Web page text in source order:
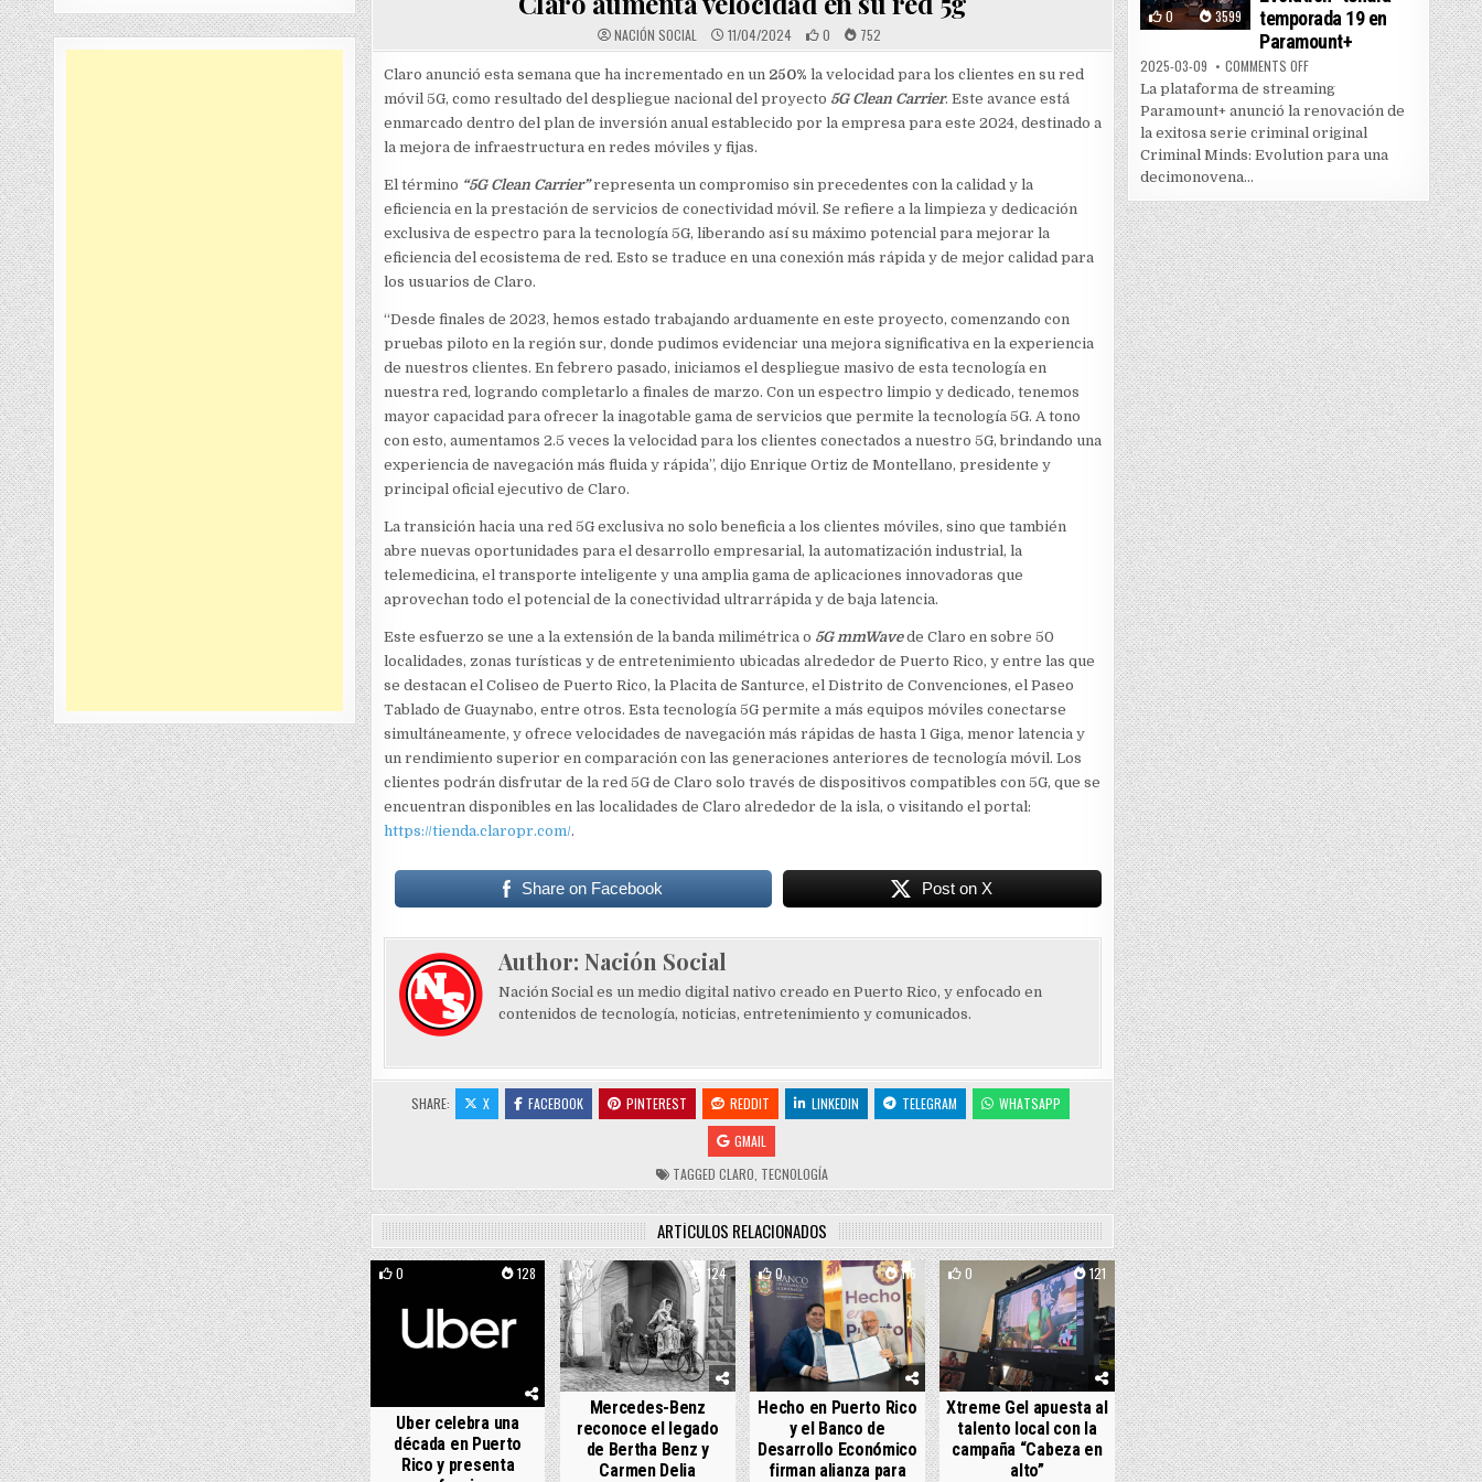
NACIÓN SOCIAL 11/04/2024 0 752
Claro anunció esta semana que ha incrementado en un 250% la velocidad para los clientes en su red
móvil 5G, como resultado del despliegue nacional del proyecto 5G Clean Carrier. Este avance está
enmarcado dentro del plan de inversión anual establecido por la empresa para este 2024, destinado a
la mejora de infraestructura en redes móviles y fijas.
El término “5G Clean Carrier”representa un compromiso sin precedentes con la calidad y la
eficiencia en la prestación de servicios de conectividad móvil. Se refiere a la limpieza y dedicación
exclusiva de espectro para la tecnología 5G, liberando así su máximo potencial para mejorar la
eficiencia del ecosistema de red. Esto se traduce en una conexión más rápida y de mejor calidad para
los usuarios de Claro.
“Desde finales de 2023, hemos estado trabajando arduamente en este proyecto, comenzando con
pruebas piloto en la región sur, donde pudimos evidenciar una mejora significativa en la experiencia
de nuestros clientes. En febrero pasado, iniciamos el despliegue masivo de esta tecnología en
nuestra red, logrando completarlo a finales de marzo. Con un espectro limpio y dedicado, tenemos
mayor capacidad para ofrecer la inagotable gama de servicios que permite la tecnología 5G. A tono
con esto, aumentamos 2.5 veces la velocidad para los clientes conectados a nuestro 5G, brindando una
experiencia de navegación más fluida y rápida”, dijo Enrique Ortiz de Montellano, presidente y
principal oficial ejecutivo de Claro.
La transición hacia una red 5G exclusiva no solo beneficia a los clientes móviles, sino que también
abre nuevas oportunidades para el desarrollo empresarial, la automatización industrial, la
telemedicina, el transporte inteligente y una amplia gama de aplicaciones innovadoras que
aprovechan todo el potencial de la conectividad ultrarrápida y de baja latencia.
Este esfuerzo se une a la extensión de la banda milimétrica o 5G mmWavede Claro en sobre 50
localidades, zonas turísticas y de entretenimiento ubicadas alrededor de Puerto Rico, y entre las que
se destacan el Coliseo de Puerto Rico, la Placita de Santurce, el Distrito de Convenciones, el Paseo
Tablado de Guaynabo, entre otros. Esta tecnología 5G permite a más equipos móviles conectarse
simultáneamente, y ofrece velocidades de navegación más rápidas de hasta 1 Giga, menor latencia y
un rendimiento superior en comparación con las generaciones anteriores de tecnología móvil. Los
clientes podrán disfrutar de la red 5G de Claro solo través de dispositivos compatibles con 5G, que se
encuentran disponibles en las localidades de Claro alrededor de la isla, o visitando el portal:
https://tienda.claropr.com/.
Share on Facebook Post on X
Author: Nación Social
Nación Social es un medio digital nativo creado en Puerto Rico, y enfocado en
contenidos de tecnología, noticias, entretenimiento y comunicados.
SHARE: X FACEBOOK PINTEREST REDDIT LINKEDIN TELEGRAM
WHATSAPP
GMAIL
TAGGEDCLARO TECNOLOGÍA
ARTÍCULOS RELACIONADOS
0 128
Uber celebra una
década en Puerto
Rico y presenta
0 124
Mercedes-Benz
reconoce el legado
de Bertha Benz y
Carmen Delia
0 116
Hecho en Puerto Rico
y el Banco de
Desarrollo Económico
firman alianza para
0 121
Xtreme Gel apuesta al
talento local con la
campaña “Cabeza en
alto”
0 3599
temporada 19 en
Paramount+
2025-03-09 COMMENTS OFFON “CRIMINAL MINDS:
La plataforma de streaming
Paramount+ anunció la renovación de
la exitosa serie criminal original
Criminal Minds: Evolution para una
decimonovena...